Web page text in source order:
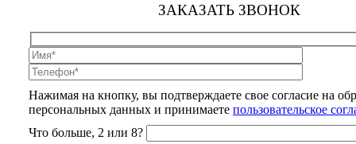
ЗАКАЗАТЬ ЗВОНОК
Нажимая на кнопку, вы подтверждаете свое согласие на
персональных данных и принимаете пользовательское
Что больше, 2 или 8?